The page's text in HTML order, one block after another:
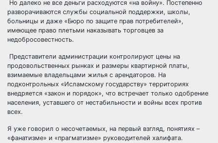
Но далеко не все деньги расходуются «на войну». Постепенно
разворачиваются службы социальной поддержки, школы,
больницы и даже «Бюро по защите прав потребителей»,
имеющее право плетьми наказывать торговцев за
недобросовестность.
Представители администрации контролируют цены на
продовольственных рынках и размеры квартирной платы,
взимаемые владельцами жилья с арендаторов. На
подконтрольных «Исламскому государству» территориях
внедряется «закон и порядок», что встречает только одобрение
населения, уставшего от нестабильности и войны всех против
всех.
Я уже говорил о несочетаемых, на первый взгляд, понятиях –
«фанатизме» и «прагматизме» руководителей халифата.